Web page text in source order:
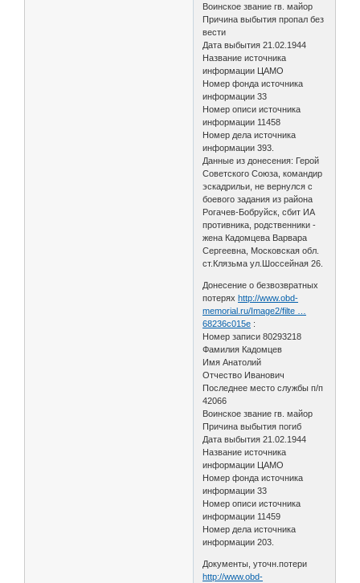
Воинское звание гв. майор
Причина выбытия пропал без
вести
Дата выбытия 21.02.1944
Название источника
информации ЦАМО
Номер фонда источника
информации 33
Номер описи источника
информации 11458
Номер дела источника
информации 393.
Данные из донесения: Герой
Советского Союза, командир
эскадрильи, не вернулся с
боевого задания из района
Рогачев-Бобруйск, сбит ИА
противника, родственники -
жена Кадомцева Варвара
Сергеевна, Московская обл.
ст.Клязьма ул.Шоссейная 26.
Донесение о безвозвратных
потерях http://www.obd-
memorial.ru/Image2/filte …
68236c015e :
Номер записи 80293218
Фамилия Кадомцев
Имя Анатолий
Отчество Иванович
Последнее место службы п/п
42066
Воинское звание гв. майор
Причина выбытия погиб
Дата выбытия 21.02.1944
Название источника
информации ЦАМО
Номер фонда источника
информации 33
Номер описи источника
информации 11459
Номер дела источника
информации 203.
Документы, уточн.потери
http://www.obd-